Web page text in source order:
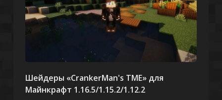
Шейдеры «CrankerMan's TME» для
Майнкрафт 1.16.5/1.15.2/1.12.2